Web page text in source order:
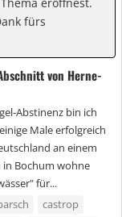
fürs
von Herne-
Abstinenz bin ich
Male erfolgreich
an einem
in Bochum wohne
für...
castrop